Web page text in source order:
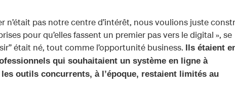
n’était pas notre centre d’intérêt, nous voulions juste
pour qu’elles fassent un premier pas vers le digital », se
était né, tout comme l’opportunité business.
Ils étaient
qui souhaitaient un système en ligne à
outils concurrents, à l’époque, restaient limités au